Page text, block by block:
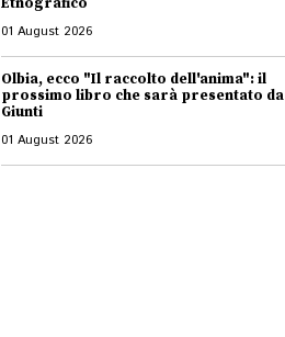
Etnografico
01 August 2026
Olbia, ecco "Il raccolto dell'anima": il
prossimo libro che sarà presentato da
Giunti
01 August 2026